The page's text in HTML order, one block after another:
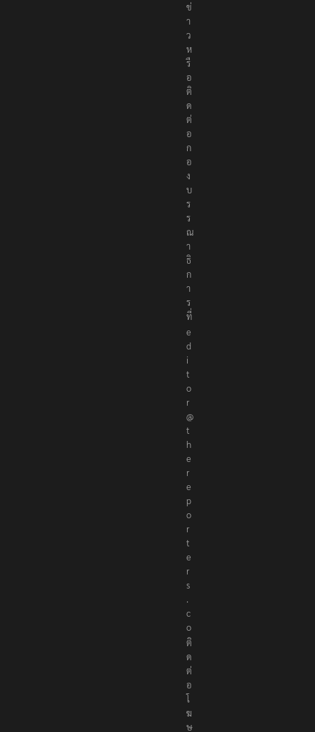
ข่
า
ว
ห
รื
อ
ติ
ด
ต่
อ
ก
อ
ง
บ
ร
ร
ณ
า
ธิ
ก
า
ร
ที่
e
d
i
t
o
r
@
t
h
e
r
e
p
o
r
t
e
r
s
.
c
o
ติ
ด
ต่
อ
โ
ฆ
ษ